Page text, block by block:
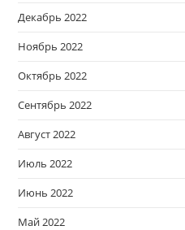
Декабрь 2022
Ноябрь 2022
Октябрь 2022
Сентябрь 2022
Август 2022
Июль 2022
Июнь 2022
Май 2022